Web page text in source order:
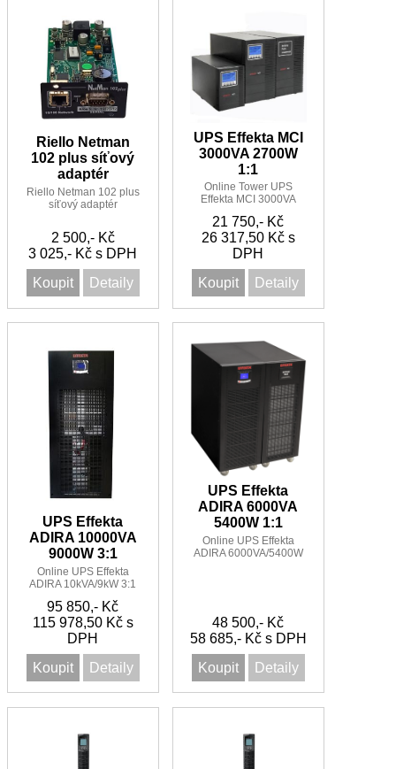
Riello Netman
102 plus síťový
adaptér
Riello Netman 102 plus
síťový adaptér
2 500,- Kč
3 025,- Kč s DPH
Koupit
Detaily
UPS Effekta MCI
3000VA 2700W
1:1
Online Tower UPS
Effekta MCI 3000VA
21 750,- Kč
26 317,50 Kč s
DPH
Koupit
Detaily
UPS Effekta
ADIRA 10000VA
9000W 3:1
Online UPS Effekta
ADIRA 10kVA/9kW 3:1
95 850,- Kč
115 978,50 Kč s
DPH
Koupit
Detaily
UPS Effekta
ADIRA 6000VA
5400W 1:1
Online UPS Effekta
ADIRA 6000VA/5400W
48 500,- Kč
58 685,- Kč s DPH
Koupit
Detaily